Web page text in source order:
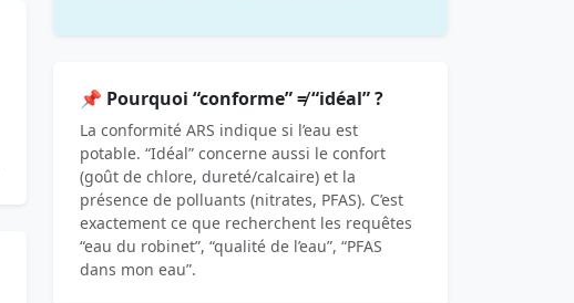
📌 Pourquoi “conforme” ≠ “idéal” ?
La conformité ARS indique si l’eau est
potable. “Idéal” concerne aussi le confort
(goût de chlore, dureté/calcaire) et la
présence de polluants (nitrates, PFAS). C’est
exactement ce que recherchent les requêtes
“eau du robinet”, “qualité de l’eau”, “PFAS
dans mon eau”.